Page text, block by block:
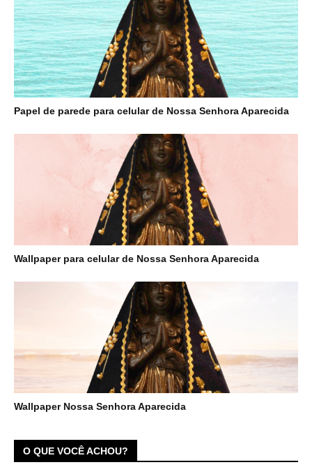
Papel de parede para celular de Nossa Senhora Aparecida
Wallpaper para celular de Nossa Senhora Aparecida
Wallpaper Nossa Senhora Aparecida
O QUE VOCÊ ACHOU?